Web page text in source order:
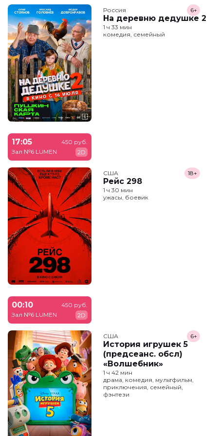
Россия
На деревню дедушке 2
6+
1 ч 33 мин
комедия, семейный
17:05
Зал №6 LUMEN
450 руб.
2D
США
Рейс 298
18+
1 ч 30 мин
ужасы, боевик
00:10
Зал №6 LUMEN
450 руб.
2D
США
История игрушек 5
(предсеанс. обсл)
«Волшебник»
6+
1 ч 42 мин
драма, комедия, мультфильм,
приключения, семейный,
фэнтези